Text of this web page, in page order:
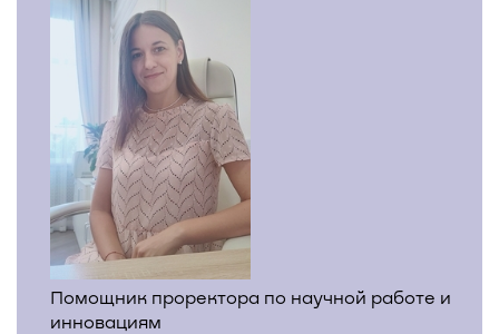
Помощник проректора по научной работе и
инновациям